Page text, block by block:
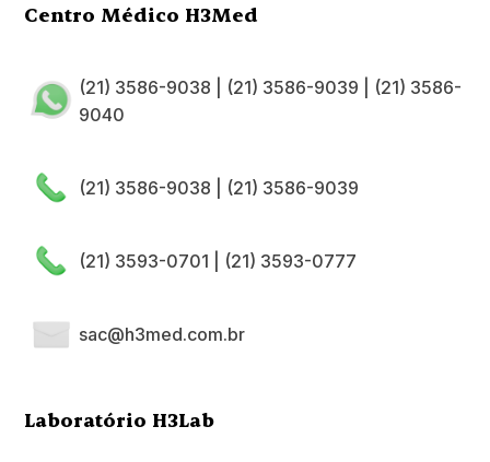
Centro Médico H3Med
(21) 3586-9038 (21) 3586-9039
(21) 3586-
9040
(21) 3586-9038 (21) 3586-9039
(21) 3593-0701 (21) 3593-0777
sac@h3med.com.br
Laboratório H3Lab